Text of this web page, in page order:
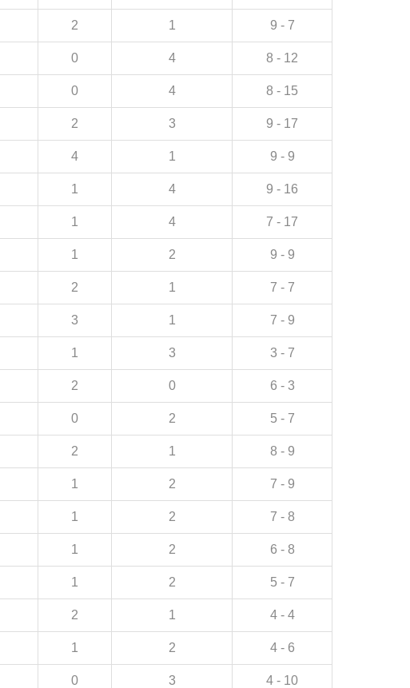
2 1 9 - 7
0 4 8 - 12
0 4 8 - 15
2 3 9 - 17
4 1 9 - 9
1 4 9 - 16
1 4 7 - 17
1 2 9 - 9
2 1 7 - 7
3 1 7 - 9
1 3 3 - 7
2 0 6 - 3
0 2 5 - 7
2 1 8 - 9
1 2 7 - 9
1 2 7 - 8
1 2 6 - 8
1 2 5 - 7
2 1 4 - 4
1 2 4 - 6
0 3 4 - 10